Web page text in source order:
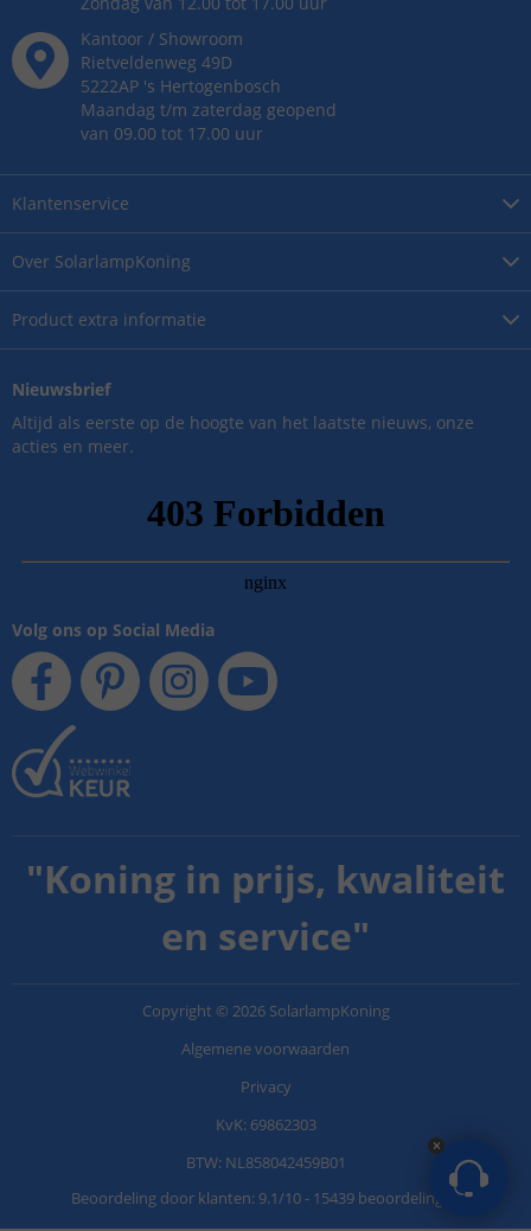
Over SolarlampKoning
Product extra informatie
Klantenservice
Kantoor / Showroom
Rietveldenweg 49D
5222AP 's Hertogenbosch
Maandag t/m zaterdag geopend
van 09.00 tot 17.00 uur
Nieuwsbrief
Altijd als eerste op de hoogte van het laatste nieuws, onze
acties en meer.
Volg ons op Social Media
"Koning in prijs, kwaliteit
en service"
Copyright © 2026 SolarlampKoning
Algemene voorwaarden
Privacy
KvK: 69862303
BTW: NL858042459B01
Beoordeling door klanten: 9.1/10- 15439 beoordelingen